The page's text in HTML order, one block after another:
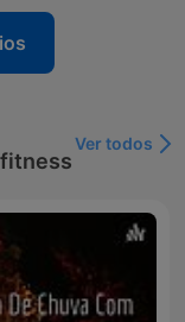
Ver todos